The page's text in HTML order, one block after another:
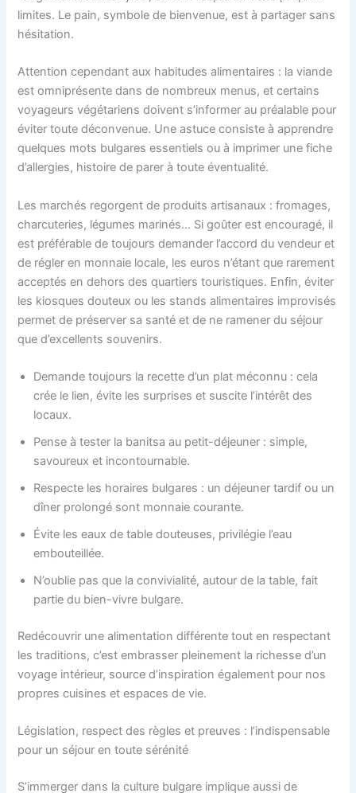
limites. Le pain, symbole de bienvenue, est à partager sans
hésitation.
Attention cependant aux habitudes alimentaires : la viande
est omniprésente dans de nombreux menus, et certains
voyageurs végétariens doivent s’informer au préalable pour
éviter toute déconvenue. Une astuce consiste à apprendre
quelques mots bulgares essentiels ou à imprimer une fiche
d’allergies, histoire de parer à toute éventualité.
Les marchés regorgent de produits artisanaux : fromages,
charcuteries, légumes marinés… Si goûter est encouragé, il
est préférable de toujours demander l’accord du vendeur et
de régler en monnaie locale, les euros n’étant que rarement
acceptés en dehors des quartiers touristiques. Enfin, éviter
les kiosques douteux ou les stands alimentaires improvisés
permet de préserver sa santé et de ne ramener du séjour
que d’excellents souvenirs.
Demande toujours la recette d’un plat méconnu : cela
crée le lien, évite les surprises et suscite l’intérêt des
locaux.
Pense à tester la banitsa au petit-déjeuner : simple,
savoureux et incontournable.
Respecte les horaires bulgares : un déjeuner tardif ou un
dîner prolongé sont monnaie courante.
Évite les eaux de table douteuses, privilégie l’eau
embouteillée.
N’oublie pas que la convivialité, autour de la table, fait
partie du bien-vivre bulgare.
Redécouvrir une alimentation différente tout en respectant
les traditions, c’est embrasser pleinement la richesse d’un
voyage intérieur, source d’inspiration également pour nos
propres cuisines et espaces de vie.
Législation, respect des règles et preuves : l’indispensable
pour un séjour en toute sérénité
S’immerger dans la culture bulgare implique aussi de